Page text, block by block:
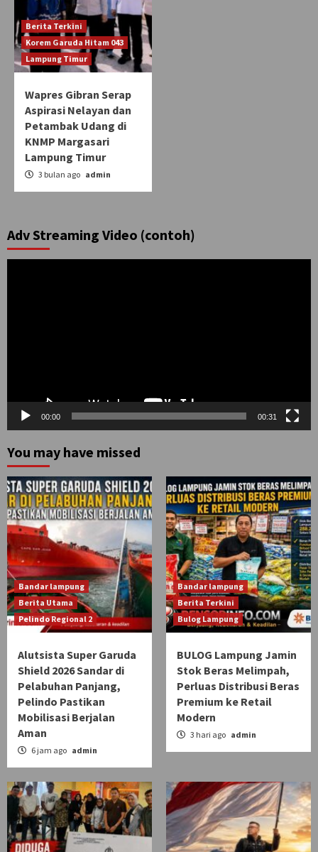
Berita Terkini
Korem Garuda Hitam 043
Lampung Timur
Wapres Gibran Serap
Aspirasi Nelayan dan
Petambak Udang di
KNMP Margasari
Lampung Timur
3 bulan ago admin
Adv Streaming Video (contoh)
00:00 00:31
You may have missed
Bandar lampung
Berita Utama
Pelindo Regional 2
Alutsista Super Garuda
Shield 2026 Sandar di
Pelabuhan Panjang,
Pelindo Pastikan
Mobilisasi Berjalan
Aman
6 jam ago admin
Bandar lampung
Berita Terkini
Bulog Lampung
BULOG Lampung Jamin
Stok Beras Melimpah,
Perluas Distribusi Beras
Premium ke Retail
Modern
3 hari ago admin